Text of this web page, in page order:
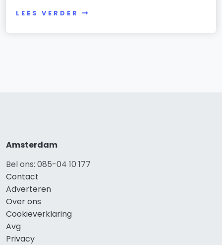
LEES VERDER
Amsterdam
Bel ons: 085-04 10 177
Contact
Adverteren
Over ons
Cookieverklaring
Avg
Privacy